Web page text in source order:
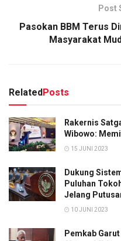
Post
Pasokan BBM Terus
Masyarakat
Related Posts
Rakernis
Wibowo:
15 JUNI 2023
Dukung
Puluhan
Jelang
10 JUNI 2023
Pemkab